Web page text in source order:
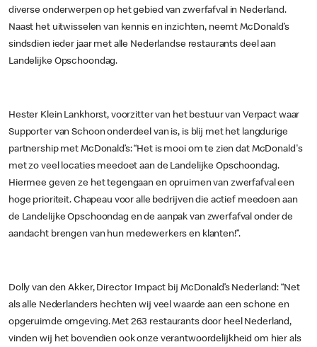
diverse onderwerpen op het gebied van zwerfafval in Nederland.
Naast het uitwisselen van kennis en inzichten, neemt McDonald’s
sindsdien ieder jaar met alle Nederlandse restaurants deel aan
Landelijke Opschoondag.
Hester Klein Lankhorst, voorzitter van het bestuur van Verpact waar
Supporter van Schoon onderdeel van is, is blij met het langdurige
partnership met McDonald’s: “Het is mooi om te zien dat McDonald's
met zo veel locaties meedoet aan de Landelijke Opschoondag.
Hiermee geven ze het tegengaan en opruimen van zwerfafval een
hoge prioriteit. Chapeau voor alle bedrijven die actief meedoen aan
de Landelijke Opschoondag en de aanpak van zwerfafval onder de
aandacht brengen van hun medewerkers en klanten!”.
Dolly van den Akker, Director Impact bij McDonald’s Nederland: “Net
als alle Nederlanders hechten wij veel waarde aan een schone en
opgeruimde omgeving. Met 263 restaurants door heel Nederland,
vinden wij het bovendien ook onze verantwoordelijkheid om hier als